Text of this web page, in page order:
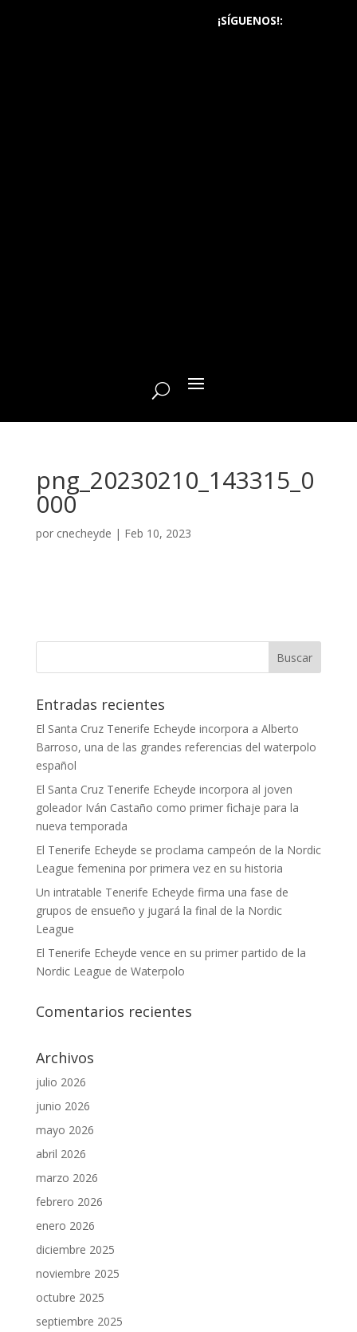
¡SÍGUENOS!:
png_20230210_143315_0
000
por cnecheyde | Feb 10, 2023
Entradas recientes
El Santa Cruz Tenerife Echeyde incorpora a Alberto
Barroso, una de las grandes referencias del waterpolo
español
El Santa Cruz Tenerife Echeyde incorpora al joven
goleador Iván Castaño como primer fichaje para la
nueva temporada
El Tenerife Echeyde se proclama campeón de la Nordic
League femenina por primera vez en su historia
Un intratable Tenerife Echeyde firma una fase de
grupos de ensueño y jugará la final de la Nordic
League
El Tenerife Echeyde vence en su primer partido de la
Nordic League de Waterpolo
Comentarios recientes
Archivos
julio 2026
junio 2026
mayo 2026
abril 2026
marzo 2026
febrero 2026
enero 2026
diciembre 2025
noviembre 2025
octubre 2025
septiembre 2025